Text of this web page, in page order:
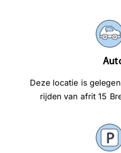
Deze locatie is
rijden van afrit 15